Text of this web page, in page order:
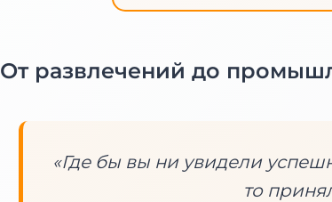
От развлечений до
«Где бы вы ни увидели
то